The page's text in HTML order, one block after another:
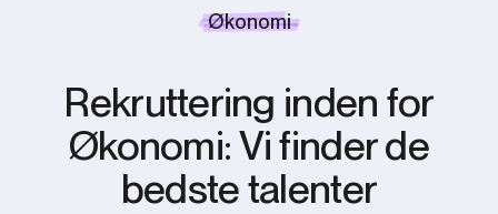
Økonomi
Rekruttering inden for
Økonomi: Vi finder de
bedste talenter